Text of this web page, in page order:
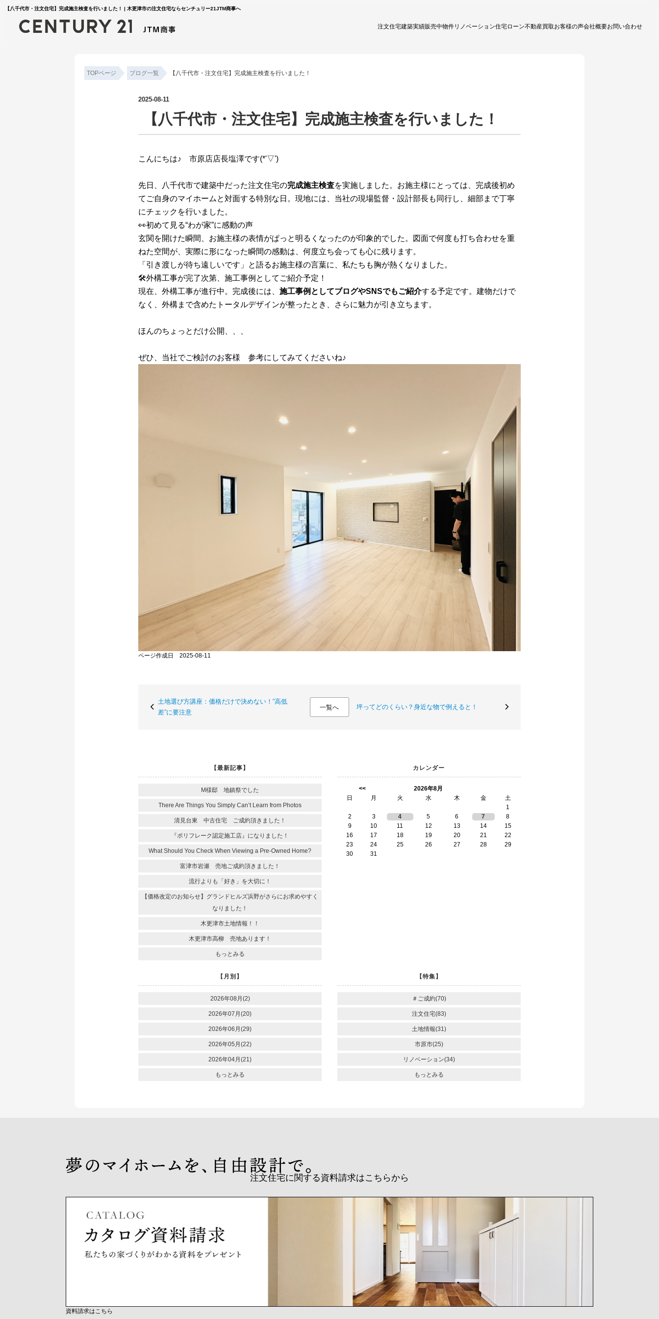
【八千代市・注文住宅】完成施主検査を行いました！ | 木更津市の注文住宅ならセンチュリー21JTM商事へ
注文住宅建築実績販売中物件リノベーション住宅ローン不動産買取お客様の声会社概要お問い合わせ
TOPページ ブログ一覧 【八千代市・注文住宅】完成施主検査を行いました！
2025-08-11
【八千代市・注文住宅】完成施主検査を行いました！
こんにちは♪ 市原店店長塩澤です(*'▽')
先日、八千代市で建築中だった注文住宅の完成施主検査を実施しました。お施主様にとっては、完成後初め
てご自身のマイホームと対面する特別な日。現地には、当社の現場監督・設計部長も同行し、細部まで丁寧
にチェックを行いました。
👀初めて見る“わが家”に感動の声
玄関を開けた瞬間、お施主様の表情がぱっと明るくなったのが印象的でした。図面で何度も打ち合わせを重
ねた空間が、実際に形になった瞬間の感動は、何度立ち会っても心に残ります。
「引き渡しが待ち遠しいです」と語るお施主様の言葉に、私たちも胸が熱くなりました。
🛠️外構工事が完了次第、施工事例としてご紹介予定！
現在、外構工事が進行中。完成後には、 施工事例としてブログやSNSでもご紹介する予定です。建物だけで
なく、外構まで含めたトータルデザインが整ったとき、さらに魅力が引き立ちます。
ほんのちょっとだけ公開、、、
ぜひ、当社でご検討のお客様 参考にしてみてくださいね♪
ページ作成日 2025-08-11
土地選び方講座：価格だけで決めない！“高低
差”に要注意
一覧へ 坪ってどのくらい？身近な物で例えると！
【最新記事】
M様邸 地鎮祭でした
There Are Things You Simply Can’t Learn from Photos
清見台東 中古住宅 ご成約頂きました！
『ポリフレーク認定施工店』になりました！
What Should You Check When Viewing a Pre-Owned Home?
富津市岩瀬 売地ご成約頂きました！
流行よりも「好き」を大切に！
【価格改定のお知らせ】グランドヒルズ浜野がさらにお求めやすく
なりました！
木更津市土地情報！！
木更津市高柳 売地あります！
もっとみる
カレンダー
<<
2026年8月
日
月 火 水 木 金
土
1
2
3 4 5 6 7
8
9
10 11 12 13 14
15
16
17 18 19 20 21
22
23
24 25 26 27 28
29
30
31
【月別】
2026年08月(2)
2026年07月(20)
2026年06月(29)
2026年05月(22)
2026年04月(21)
もっとみる
【特集】
＃ご成約(70)
注文住宅(83)
土地情報(31)
市原市(25)
リノベーション(34)
もっとみる
注文住宅に関する資料請求はこちらから
資料請求はこちら